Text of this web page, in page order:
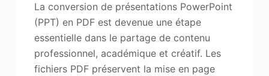
La conversion de présentations PowerPoint
(PPT) en PDF est devenue une étape
essentielle dans le partage de contenu
professionnel, académique et créatif. Les
fichiers PDF préservent la mise en page